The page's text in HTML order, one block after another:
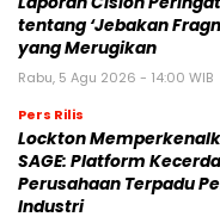
tentang ‘Jebakan
yang Merugikan
Rabu, 5 Agu 2026 - 14:00 WIB
Pers Rilis
Lockton
SAGE: Platform
Perusahaan Terpadu
Industri